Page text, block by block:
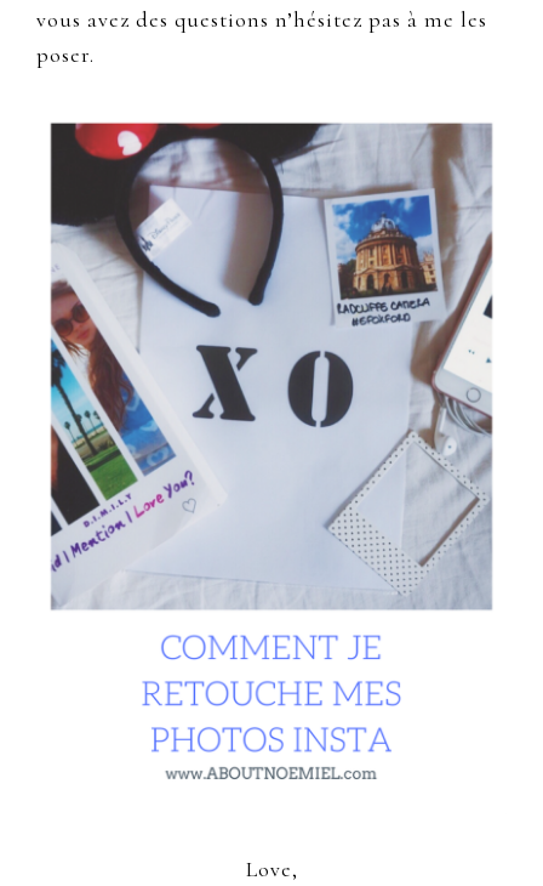
vous avez des questions n’hésitez pas à me les
poser.
Love,